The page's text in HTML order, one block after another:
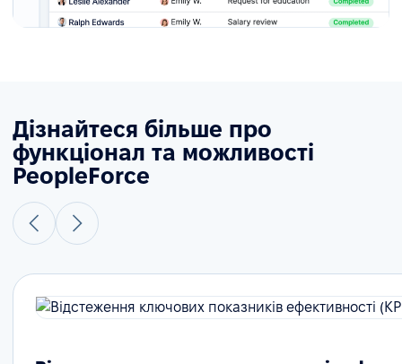
Дізнайтеся більше про
функціонал та можливості
PeopleForce